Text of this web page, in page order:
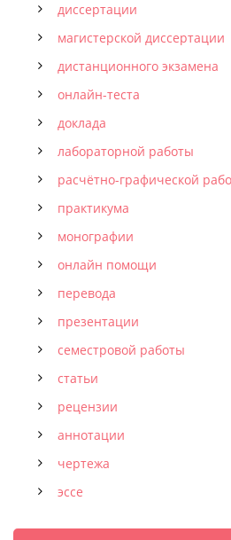
диссертации
магистерской диссертации
дистанционного экзамена
онлайн-теста
доклада
лабораторной работы
расчётно-графической
практикума
монографии
онлайн помощи
перевода
презентации
семестровой работы
статьи
рецензии
аннотации
чертежа
эссе